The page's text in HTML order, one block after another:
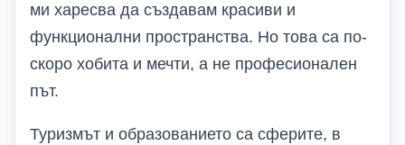
ми харесва да създавам красиви и
функционални пространства. Но това са по-
скоро хобита и мечти, а не професионален
път.
Туризмът и образованието са сферите, в